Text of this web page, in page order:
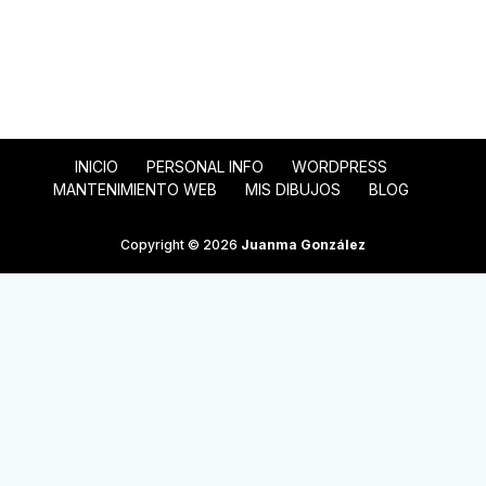
INICIO PERSONAL INFO
WORDPRESS
MANTENIMIENTO WEB
MIS DIBUJOS BLOG
Copyright © 2026 Juanma González